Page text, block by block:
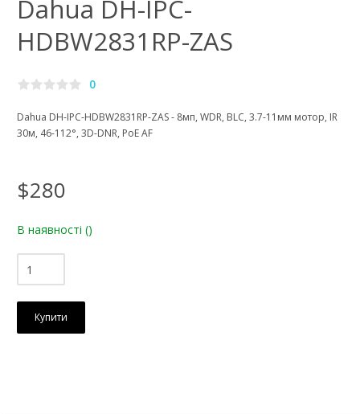
Dahua DH-IPC-
HDBW2831RP-ZAS
0
Dahua DH-IPC-HDBW2831RP-ZAS - 8мп, WDR, BLC, 3.7-11мм мотор, IR
30м, 46-112°, 3D-DNR, PoE AF
$280
В наявності ()
Купити